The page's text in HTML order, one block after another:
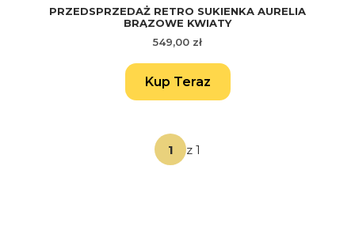
PRZEDSPRZEDAŻ RETRO SUKIENKA AURELIA
BRĄZOWE KWIATY
Cena
549,00 zł
Kup Teraz
z 1